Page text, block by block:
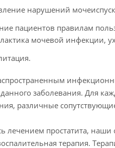
нарушений
пациентов правилам
мочевой инфекции,
заболевания. Для
различные
лечением простатита,
терапия.